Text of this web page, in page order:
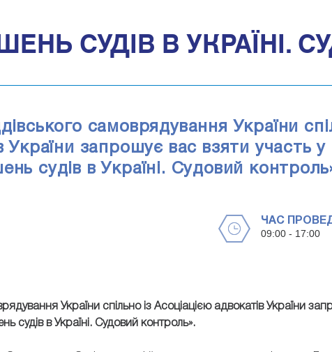
СУДІВ В УКРАЇНІ.
самоврядування України
України запрошує вас взяти участь у
судів в Україні. Судовий
ЧАС
09:00 - 17:00
України спільно із Асоціацією адвокатів України
судів в Україні. Судовий контроль».